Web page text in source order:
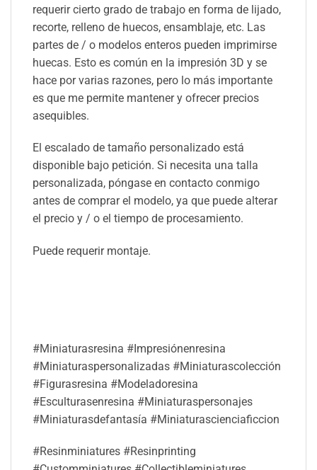
requerir cierto grado de trabajo en forma de lijado,
recorte, relleno de huecos, ensamblaje, etc. Las
partes de / o modelos enteros pueden imprimirse
huecas. Esto es común en la impresión 3D y se
hace por varias razones, pero lo más importante
es que me permite mantener y ofrecer precios
asequibles.
El escalado de tamaño personalizado está
disponible bajo petición. Si necesita una talla
personalizada, póngase en contacto conmigo
antes de comprar el modelo, ya que puede alterar
el precio y / o el tiempo de procesamiento.
Puede requerir montaje.
#Miniaturasresina #Impresiónenresina
#Miniaturaspersonalizadas #Miniaturascolección
#Figurasresina #Modeladoresina
#Esculturasenresina #Miniaturaspersonajes
#Miniaturasdefantasía #Miniaturascienciaficcion
#Resinminiatures #Resinprinting